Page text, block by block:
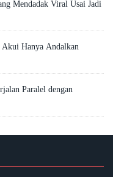
Mendadak Viral Usai Jadi
Hanya Andalkan
Paralel dengan